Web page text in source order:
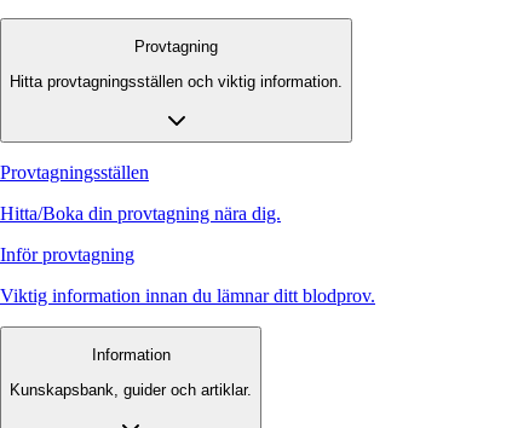
Provtagning
Hitta provtagningsställen och viktig information.
Provtagningsställen
Hitta/Boka din provtagning nära dig.
Inför provtagning
Viktig information innan du lämnar ditt blodprov.
Information
Kunskapsbank, guider och artiklar.